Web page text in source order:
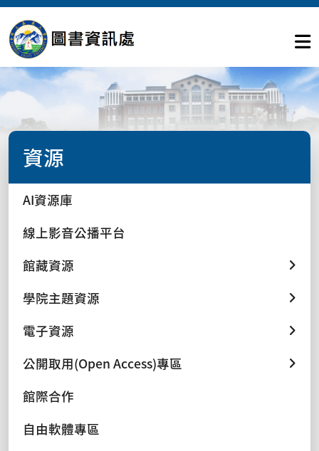
資源
AI資源庫
線上影音公播平台
館藏資源
學院主題資源
電子資源
公開取用(Open Access)專區
館際合作
自由軟體專區